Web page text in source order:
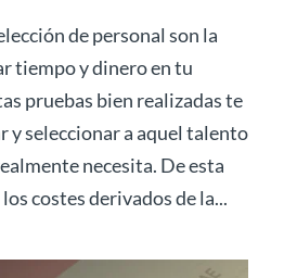
de personal son la
tiempo y dinero en tu
pruebas bien realizadas te
y seleccionar a aquel talento
necesita. De esta
costes derivados de la...